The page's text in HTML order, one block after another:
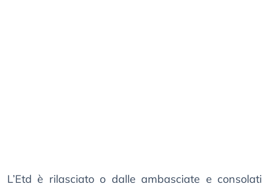
L’Etd è rilasciato o dalle ambasciate e consolati